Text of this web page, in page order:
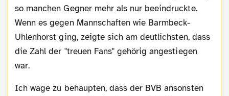
so manchen Gegner mehr als nur beeindruckte.
Wenn es gegen Mannschaften wie Barmbeck-
Uhlenhorst ging, zeigte sich am deutlichsten, dass
die Zahl der "treuen Fans" gehörig angestiegen
war.
Ich wage zu behaupten, dass der BVB ansonsten